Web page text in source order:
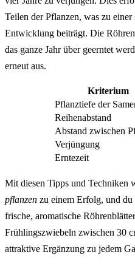
Teilen der Pflanzen, was zu einer
Entwicklung beiträgt. Die
das ganze Jahr über geerntet
erneut aus.
Kriterium
Pflanztiefe der
Reihenabstand
Abstand zwischen
Verjüngung
Erntezeit
Mit diesen Tipps und Techniken
pflanzen zu einem Erfolg, und du
frische, aromatische
Frühlingszwiebeln zwischen 30
attraktive Ergänzung zu jedem